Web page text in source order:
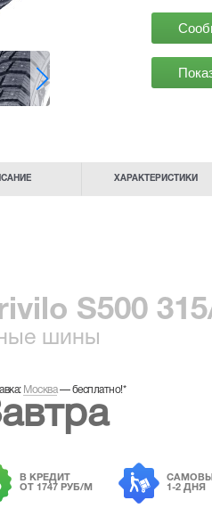
ХАРАКТЕРИСТИКИ
S500
шины
Москва—бесплатно!*
В КРЕДИТ
ОТ 1747 РУБ/М
1-2 ДНЯ